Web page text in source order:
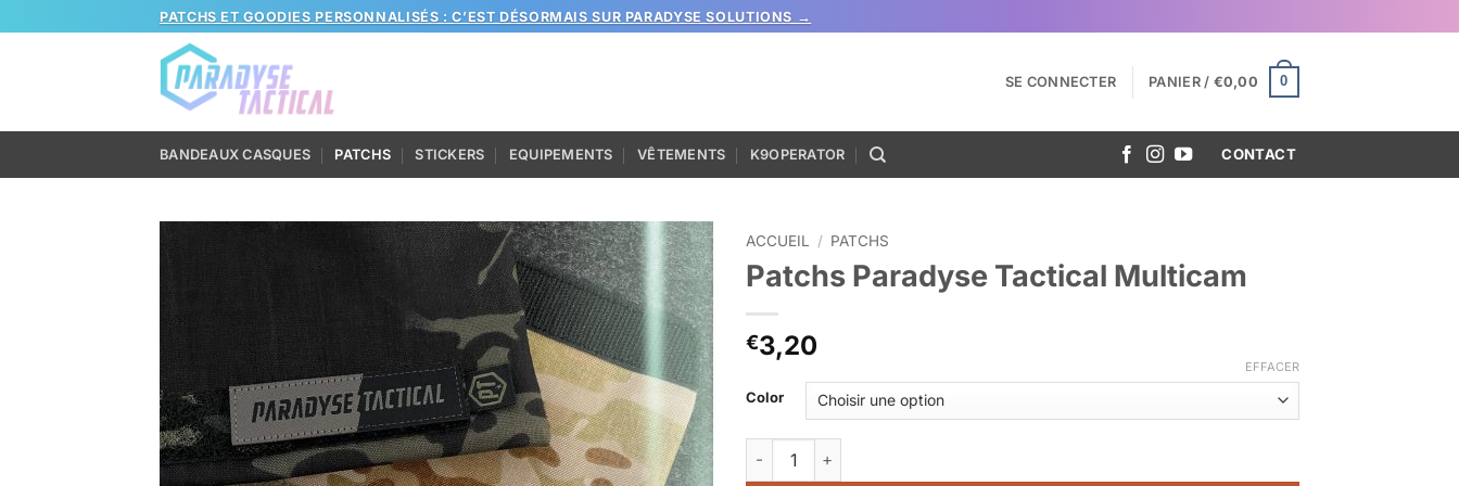
au
PATCHS ET GOODIES PERSONNALISÉS : C’EST DÉSORMAIS SUR PARADYSE SOLUTIONS →
SE CONNECTER PANIER / €0,00 0
BANDEAUX CASQUES PATCHS STICKERS EQUIPEMENTS VÊTEMENTS K9OPERATOR CONTACT
ACCUEIL / PATCHS
Patchs Paradyse Tactical Multicam
€3,20
Color
EFFACER
quantité de Patchs Paradyse Tactical Multicam